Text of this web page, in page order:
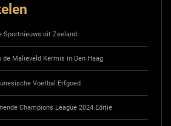
Sportnieuws uit Zeeland
de Malieveld Kermis in Den Haag
Voetbal Erfgoed
Champions League 2024 Editie